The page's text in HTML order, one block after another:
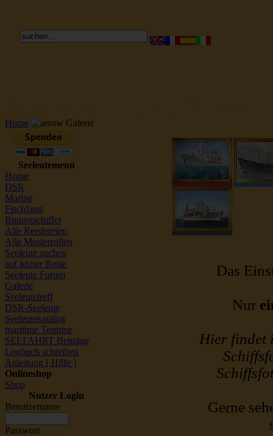
Home Galerie
Seeleutemenü
Home
DSR
Marine
Fischfang
Binnenschiffer
Alle Reedereien
Alle Musterrollen
Seeleute suchen
auf letzter Reise
Seeleute Forum
Galerie
Seeleutetreff
DSR-Seeleute
Seeleutekatalog
maritime Termine
SEEFAHRT Beiträge
Logbuch schreiben
Anleitung [ Hilfe ]
Onlineshop
Shop
Nutzer Login
Benutzername
Passwort
Das
Nur
Hier findet
Gerne